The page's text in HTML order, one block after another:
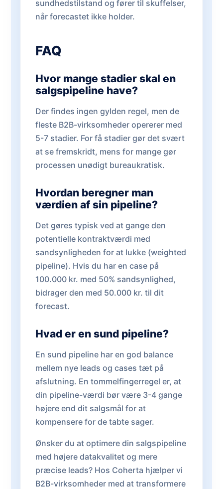
sundhedstilstand og fører til skuffelser,
når forecastet ikke holder.
FAQ
Hvor mange stadier skal en
salgspipeline have?
Der findes ingen gylden regel, men de
fleste B2B-virksomheder opererer med
5-7 stadier. For få stadier gør det svært
at se fremskridt, mens for mange gør
processen unødigt bureaukratisk.
Hvordan beregner man
værdien af sin pipeline?
Det gøres typisk ved at gange den
potentielle kontraktværdi med
sandsynligheden for at lukke (weighted
pipeline). Hvis du har en case på
100.000 kr. med 50% sandsynlighed,
bidrager den med 50.000 kr. til dit
forecast.
Hvad er en sund pipeline?
En sund pipeline har en god balance
mellem nye leads og cases tæt på
afslutning. En tommelfingerregel er, at
din pipeline-værdi bør være 3-4 gange
højere end dit salgsmål for at
kompensere for de tabte sager.
Ønsker du at optimere din salgspipeline
med højere datakvalitet og mere
præcise leads? Hos Coherta hjælper vi
B2B-virksomheder med at transformere